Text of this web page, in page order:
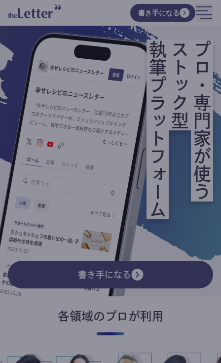
書き手になる
プロ・専門家が使う
ストック型
執筆プラットフォーム
書き手になる
各領域のプロが利用